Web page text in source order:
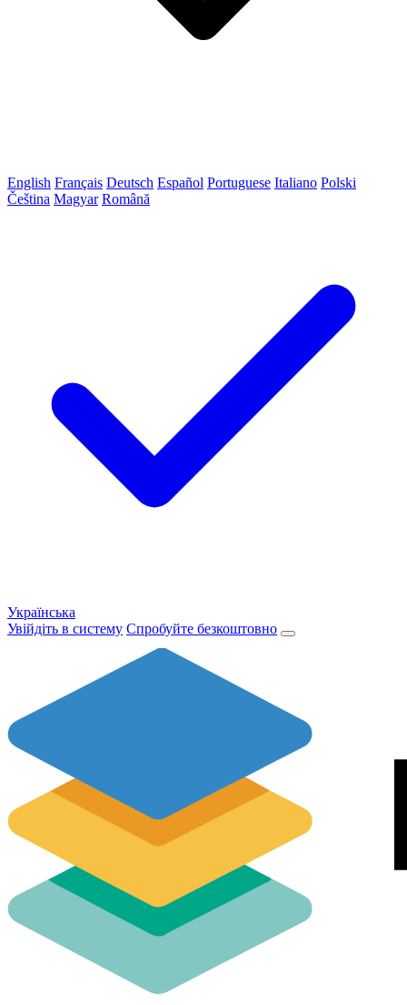
English Français Deutsch Español Portuguese Italiano Polski
Čeština Magyar Română
Українська
Увійдіть в систему Спробуйте безкоштовно